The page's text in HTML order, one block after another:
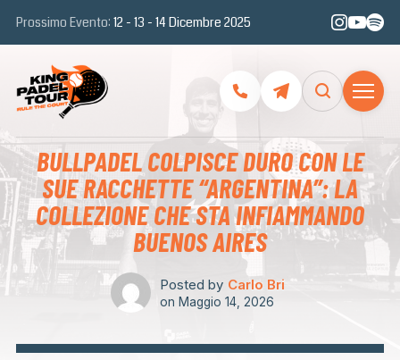
Prossimo Evento: 12 - 13 - 14 Dicembre 2025
BULLPADEL COLPISCE DURO CON LE
SUE RACCHETTE “ARGENTINA”: LA
COLLEZIONE CHE STA INFIAMMANDO
BUENOS AIRES
Posted by Carlo Bri
on Maggio 14, 2026